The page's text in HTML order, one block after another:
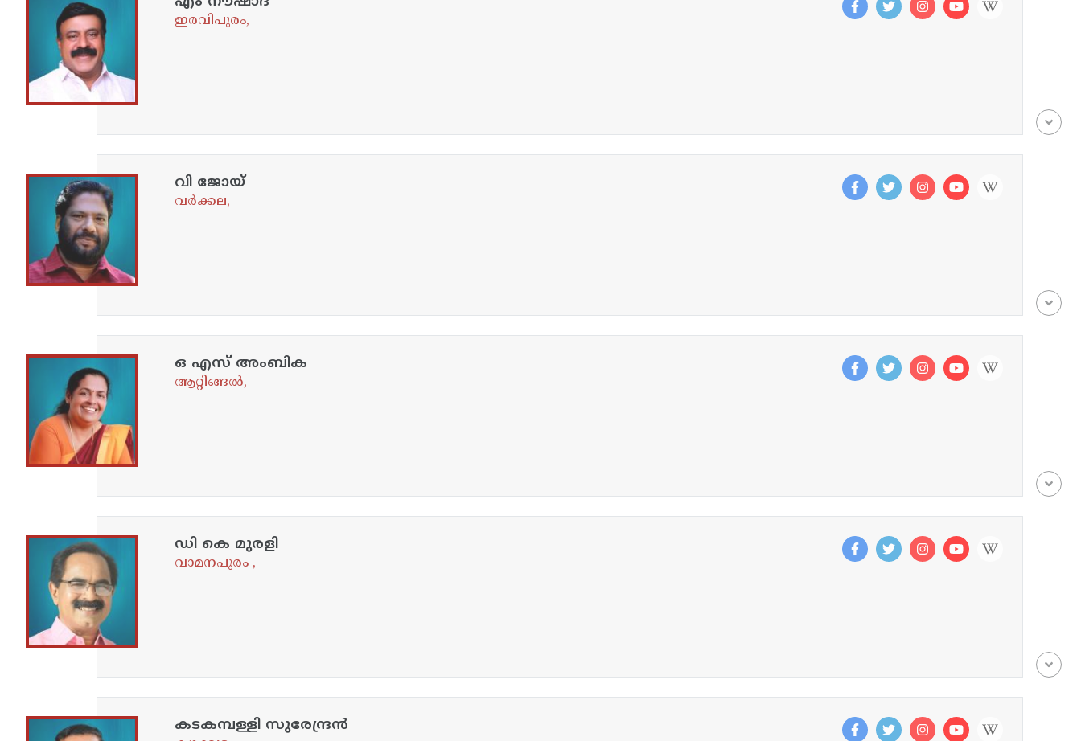
ഇരവിപുരം,
വി ജോയ്
വർക്കല,
ഒ എസ് അംബിക
ആറ്റിങ്ങൽ,
ഡി കെ മുരളി
വാമനപുരം ,
കടകമ്പള്ളി സുരേന്ദ്രൻ